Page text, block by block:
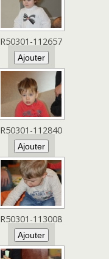
R50301-112657
R50301-112840
R50301-113008